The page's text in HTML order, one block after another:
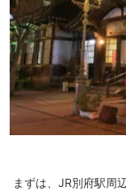
まずは、JR別府駅周